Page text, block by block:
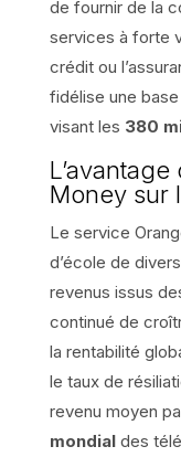
de fournir de la
services à forte
crédit ou
fidélise une base
visant les 380
Money sur
Le service
d’école de
revenus issus
continué de
la rentabilité
le taux de
revenu moyen
mondialdes